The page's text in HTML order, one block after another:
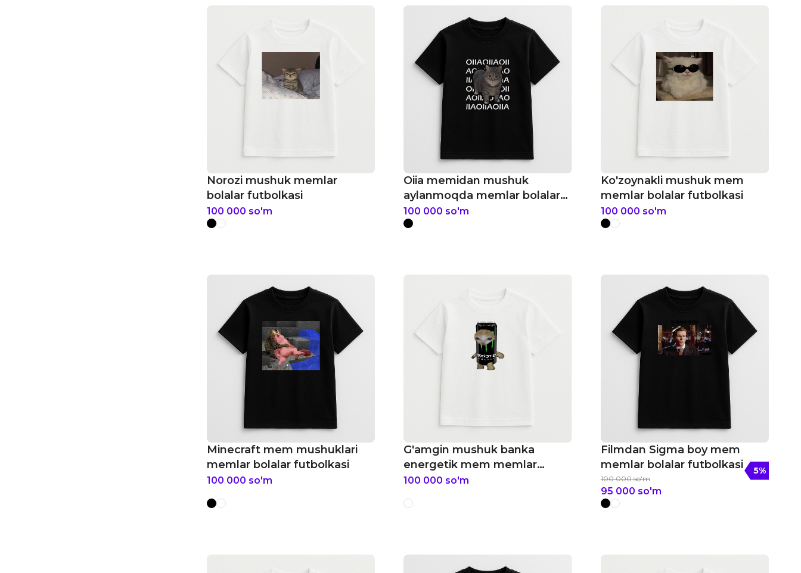
Norozi mushuk memlar
bolalar futbolkasi
100 000 so'm
Oiia memidan mushuk
aylanmoqda memlar bolalar
futbolkasi
100 000 so'm
Ko'zoynakli mushuk mem
memlar bolalar futbolkasi
100 000 so'm
Minecraft mem mushuklari
memlar bolalar futbolkasi
100 000 so'm
G'amgin mushuk banka
energetik mem memlar
bolalar futbolkasi
100 000 so'm
Filmdan Sigma boy mem
memlar bolalar futbolkasi
100 000 so'm
95 000 so'm
5%